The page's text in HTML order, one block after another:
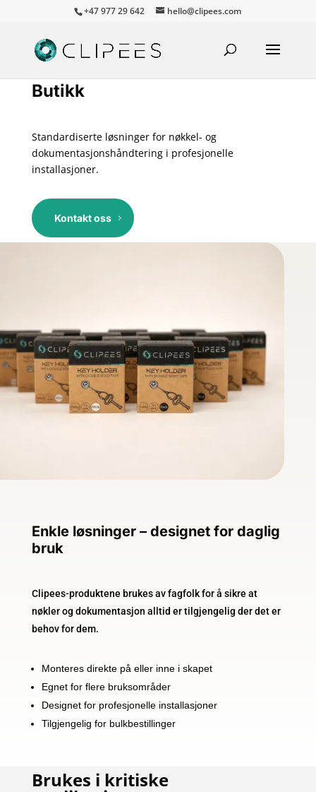
+47 977 29 642 hello@clipees.com
Butikk
Standardiserte løsninger for nøkkel- og
dokumentasjonshåndtering i profesjonelle
installasjoner.
Kontakt oss
Enkle løsninger – designet for daglig
bruk
Clipees-produktene brukes av fagfolk for å sikre at
nøkler og dokumentasjon alltid er tilgjengelig der det er
behov for dem.
Monteres direkte på eller inne i skapet
Egnet for flere bruksområder
Designet for profesjonelle installasjoner
Tilgjengelig for bulkbestillinger
Brukes i kritiske